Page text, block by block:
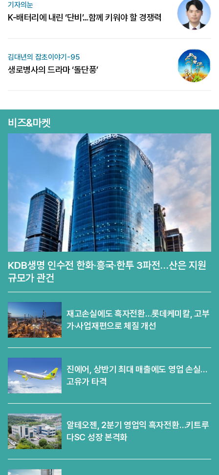
기자의눈
K-배터리에 내린 ‘단비’…함께 키워야 할 경쟁력
김대년의 잡초이야기-95
생로병사의 드라마 ‘돌단풍’
비즈&마켓
KDB생명 인수전 한화·흥국·한투 3파전…산은 지원
규모가 관건
재고손실에도 흑자전환…롯데케미칼, 고부
가·사업재편으로 체질 개선
진에어, 상반기 최대 매출에도 영업 손실…
고유가 타격
알테오젠, 2분기 영업익 흑자전환…키트루
다SC 성장 본격화